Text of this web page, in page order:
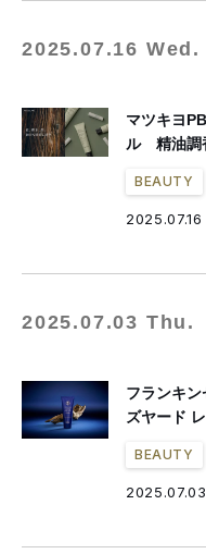
2025.07.16 Wed.
マツキヨ
ル 精油調
BEAUTY
2025.07.03 Thu.
フランキ
ズヤード
BEAUTY